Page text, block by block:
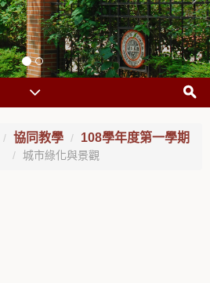
協同教學
108學年度第一學期
城市綠化與景觀